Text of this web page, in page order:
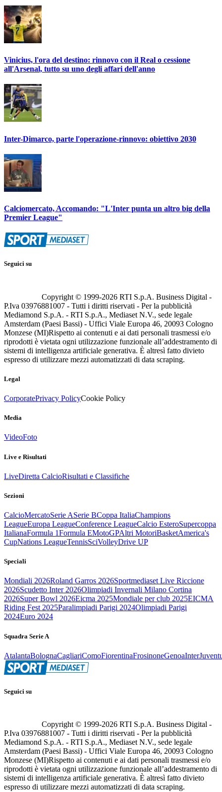
Vinicius, l'ora del destino: rinnovo con il Real o cessione
all'Arsenal, tutto su uno degli affari dell'anno
Inter-Dimarco, parte l'operazione-rinnovo: obiettivo 2030
Calciomercato, Accomando: "L'Inter punta un altro big della
Premier League"
Seguici su
Copyright © 1999-2026 RTI S.p.A. Business Digital -
P.Iva 03976881007 - Tutti i diritti riservati - Per la pubblicità
Mediamond S.p.A. - RTI S.p.A., Mediaset N.V., sede legale
Amsterdam (Paesi Bassi) - Uffici Viale Europa 46, 20093 Cologno
Monzese (MI)Rispetto ai contenuti e ai dati personali trasmessi e/o
riprodotti è vietata ogni utilizzazione funzionale all’addestramento di
sistemi di intelligenza artificiale generativa. È altresì fatto divieto
espresso di utilizzare mezzi automatizzati di data scraping.
Legal
CorporatePrivacy PolicyCookie Policy
Media
VideoFoto
Live e Risultati
LiveDiretta CalcioRisultati e Classifiche
Sezioni
CalcioMercatoSerie ASerie BCoppa ItaliaChampions
LeagueEuropa LeagueConference LeagueCalcio EsteroSupercoppa
ItalianaFormula 1Formula EMotoGPAltri MotoriBasketAmerica's
CupNations LeagueTennisSciVolleyDrive UP
Speciali
Mondiali 2026Roland Garros 2026Sportmediaset Live Riccione
2026Scudetto Inter 2026Olimpiadi Invernali Milano Cortina
2026Super Bowl 2026Eicma 2025Mondiale per club 2025EICMA
Riding Fest 2025Paralimpiadi Parigi 2024Olimpiadi Parigi
2024Euro 2024
Squadra Serie A
AtalantaBolognaCagliariComoFiorentinaFrosinoneGenoaInter
Seguici su
Copyright © 1999-2026 RTI S.p.A. Business Digital -
P.Iva 03976881007 - Tutti i diritti riservati - Per la pubblicità
Mediamond S.p.A. - RTI S.p.A., Mediaset N.V., sede legale
Amsterdam (Paesi Bassi) - Uffici Viale Europa 46, 20093 Cologno
Monzese (MI)Rispetto ai contenuti e ai dati personali trasmessi e/o
riprodotti è vietata ogni utilizzazione funzionale all’addestramento di
sistemi di intelligenza artificiale generativa. È altresì fatto divieto
espresso di utilizzare mezzi automatizzati di data scraping.